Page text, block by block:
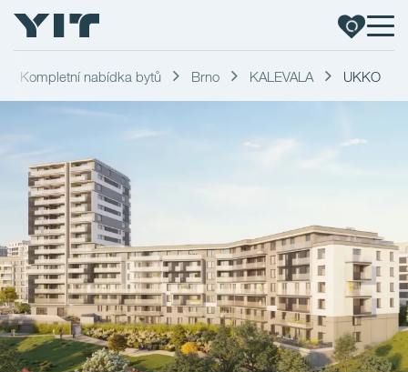
Kompletní nabídka bytů Brno KALEVALA UKKO